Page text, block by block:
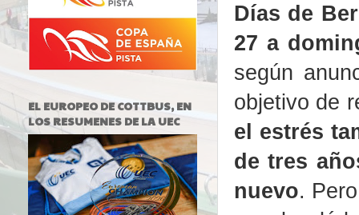
Días de
27 a
según
objetivo de
el estrés
de tres
nuevo.
EL EUROPEO DE COTTBUS, EN
LOS RESUMENES DE LA UEC